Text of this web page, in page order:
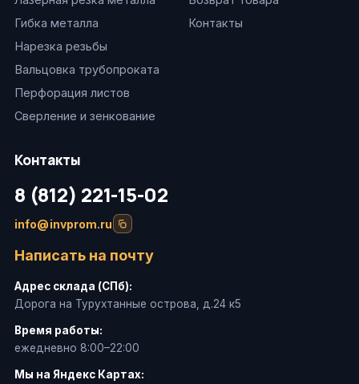
Гибка металла
Нарезка резьбы
Вальцовка трубопроката
Перфорация листов
Сверление и зенкование
Контакты
Контакты
8 (812) 221-15-02
info@invprom.ru
Написать на почту
Адрес склада (СПб):
Дорога на Турухтанные острова, д.24 к5
Время работы:
ежедневно 8:00–22:00
Мы на Яндекс Картах: